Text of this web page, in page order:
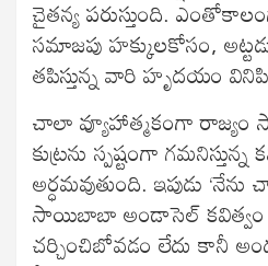
చైతన్య పరుస్తుంది.
సమాజపు హక్కులకోసం,
తపిస్తున్న వారి హృదయం
చాలా వ్యూహాత్మకంగా రాజ్యం
కుట్రను స్పష్టంగా
అర్ధమవుతుంది. ఇపుడు ‘నేను
సాయిబాబా అండాసెల్ కవిత్వం
చర్చించిబోవడం లేదు కానీ